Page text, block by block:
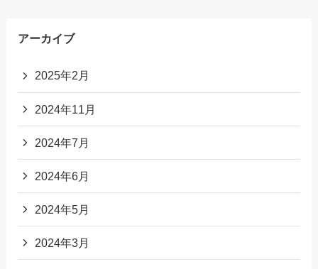
アーカイブ
2025年2月
2024年11月
2024年7月
2024年6月
2024年5月
2024年3月